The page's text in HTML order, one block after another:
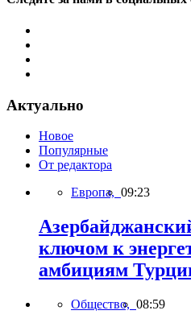
Актуально
Новое
Популярные
От редактора
Европа, 09:23
ключом к
амбициям
Общество, 08:59